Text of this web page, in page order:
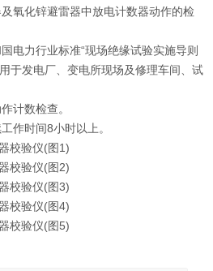
氧化锌避雷器中放电计数器动作的检
电力行业标准“现场绝缘试验实施导则
于发电厂、变电所现场及修理车间、试
计数检查。
作时间8小时以上。